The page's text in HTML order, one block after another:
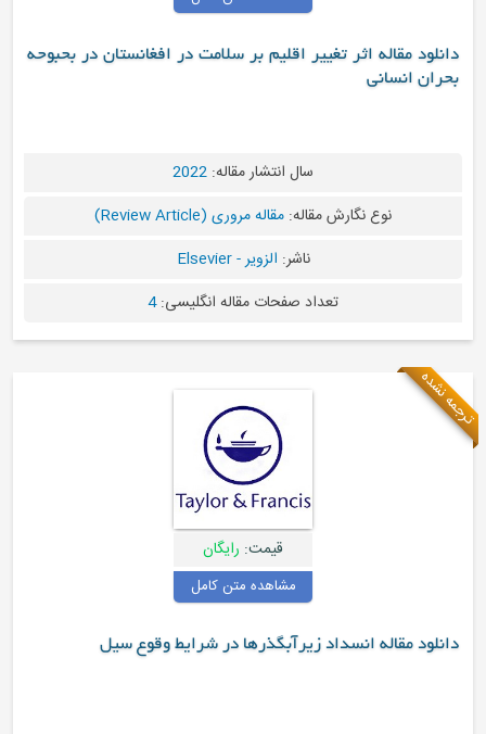
دانلود مقاله اثر تغییر اقلیم بر سلامت در افغانستان در بحبوحه
بحران انسانی
سال انتشار مقاله: 2022
نوع نگارش مقاله: مقاله مروری (Review Article)
ناشر: الزویر - Elsevier
تعداد صفحات مقاله انگلیسی:4
ترجمه نشده
قیمت: رایگان
مشاهده متن کامل
دانلود مقاله انسداد زیرآبگذرها در شرایط وقوع سیل